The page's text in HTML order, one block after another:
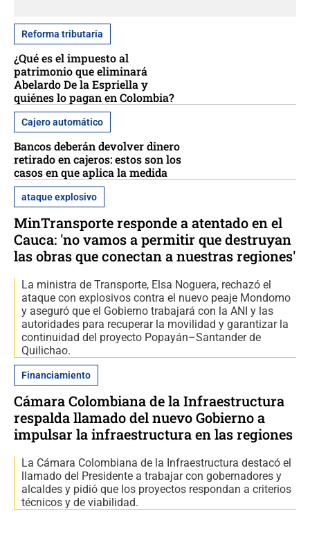
Reforma tributaria
¿Qué es el impuesto al
patrimonio que eliminará
Abelardo De la Espriella y
quiénes lo pagan en Colombia?
Cajero automático
Bancos deberán devolver dinero
retirado en cajeros: estos son los
casos en que aplica la medida
ataque explosivo
MinTransporte responde a atentado en el
Cauca: 'no vamos a permitir que destruyan
las obras que conectan a nuestras regiones'
La ministra de Transporte, Elsa Noguera, rechazó el
ataque con explosivos contra el nuevo peaje Mondomo
y aseguró que el Gobierno trabajará con la ANI y las
autoridades para recuperar la movilidad y garantizar la
continuidad del proyecto Popayán–Santander de
Quilichao.
Financiamiento
Cámara Colombiana de la Infraestructura
respalda llamado del nuevo Gobierno a
impulsar la infraestructura en las regiones
La Cámara Colombiana de la Infraestructura destacó el
llamado del Presidente a trabajar con gobernadores y
alcaldes y pidió que los proyectos respondan a criterios
técnicos y de viabilidad.